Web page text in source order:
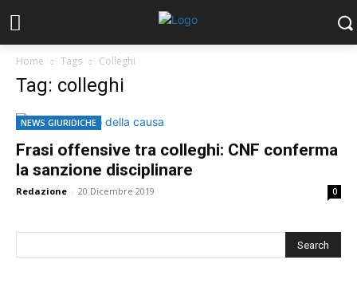
Home Tags Colleghi
Tag: colleghi
NEWS GIURIDICHE
Frasi offensive tra colleghi: CNF conferma
la sanzione disciplinare
Redazione - 20 Dicembre 2019 0